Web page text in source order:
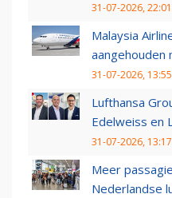
31-07-2026, 22:01
Malaysia
aangehouden
31-07-2026, 13:55
Lufthansa
Edelweiss en
31-07-2026, 13:17
Meer
Nederlandse